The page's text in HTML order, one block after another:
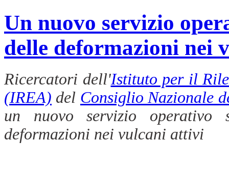
Un nuovo servizio
delle deformazioni nei
Ricercatori dell'Istituto per il
(IREA) del Consiglio Nazionale
un nuovo servizio operativo
deformazioni nei vulcani attivi